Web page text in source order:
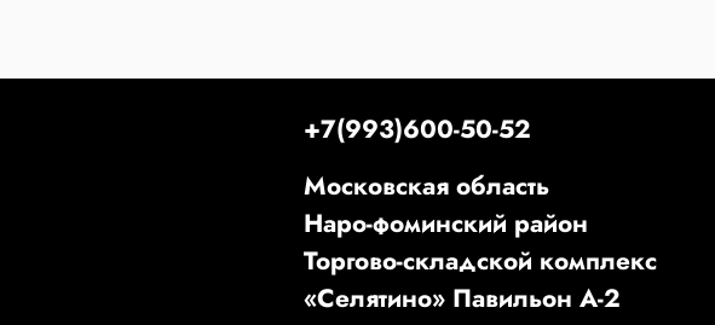
+7(993)600-50-52
Московская область
Наро-фоминский район
Торгово-складской комплекс
«Селятино» Павильон А-2